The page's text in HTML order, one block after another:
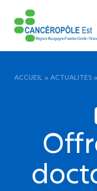
ACCUEIL » ACTUALITES »